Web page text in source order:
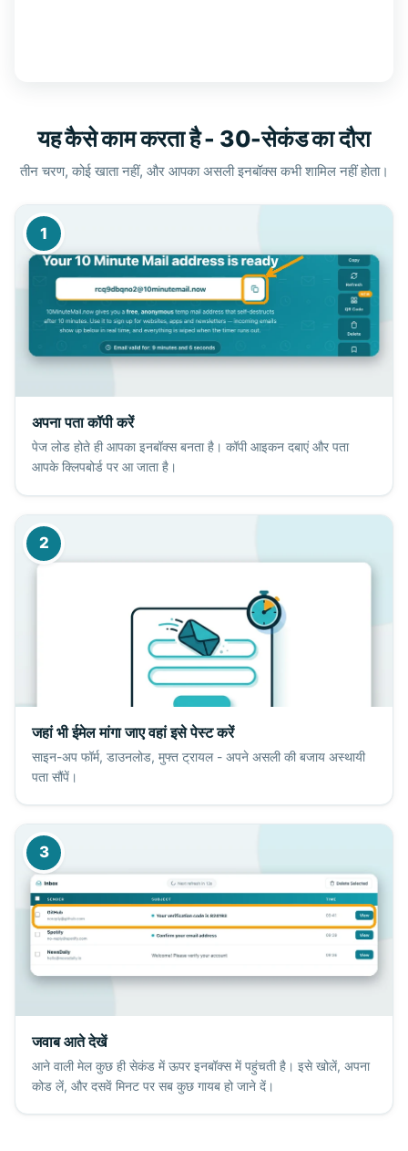
यह कैसे काम करता है - 30-सेकंड का दौरा
तीन चरण, कोई खाता नहीं, और आपका असली इनबॉक्स कभी शामिल नहीं होता।
1
अपना पता कॉपी करें
पेज लोड होते ही आपका इनबॉक्स बनता है। कॉपी आइकन दबाएं और पता
आपके क्लिपबोर्ड पर आ जाता है।
2
जहां भी ईमेल मांगा जाए वहां इसे पेस्ट करें
साइन-अप फॉर्म, डाउनलोड, मुफ्त ट्रायल - अपने असली की बजाय अस्थायी
पता सौंपें।
3
जवाब आते देखें
आने वाली मेल कुछ ही सेकंड में ऊपर इनबॉक्स में पहुंचती है। इसे खोलें, अपना
कोड लें, और दसवें मिनट पर सब कुछ गायब हो जाने दें।